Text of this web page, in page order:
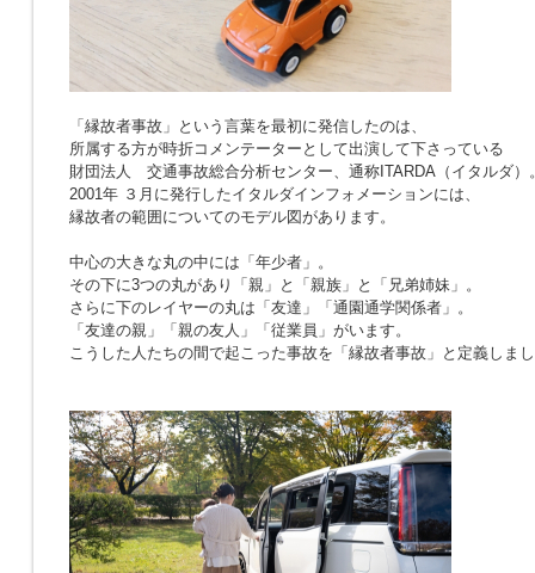
「縁故者事故」という言葉を最初に発信したのは、
所属する方が時折コメンテーターとして出演して下さっている
財団法人 交通事故総合分析センター、通称ITARDA（イタルダ）
2001年 ３月に発行したイタルダインフォメーションには、
縁故者の範囲についてのモデル図があります。
中心の大きな丸の中には「年少者」。
その下に3つの丸があり「親」と「親族」と「兄弟姉妹」。
さらに下のレイヤーの丸は「友達」「通園通学関係者」。
「友達の親」「親の友人」「従業員」がいます。
こうした人たちの間で起こった事故を「縁故者事故」と定義しま